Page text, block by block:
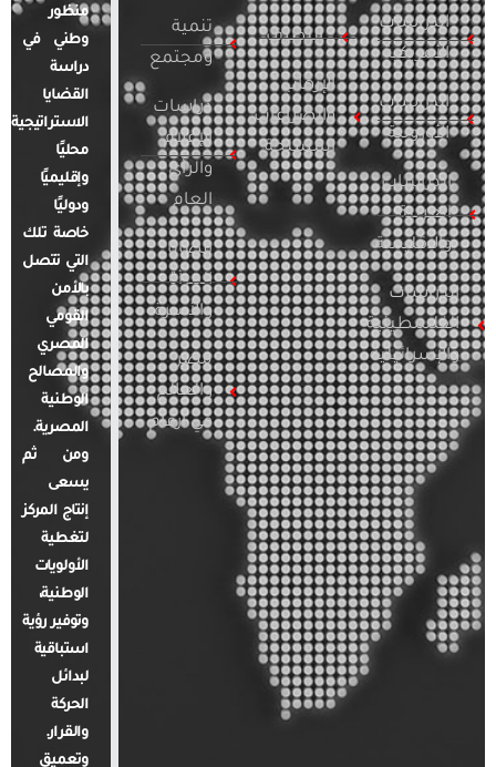
الدراسات
الأمريكية
الدراسات
الأوروبية
الدراسات
العربية
والإقليمية
الدراسات
الفلسطينية
والإسرائيلية
التطرف
الإرهاب
والصراعات
المسلحة
تنمية
ومجتمع
دراسات
الإعلام
والرأي
العام
قضايا
المرأة
والأسرة
مصر
والعالم
في أرقام
منظور
وطني في
دراسة
القضايا
الاستراتيجية
محليًا
وإقليميًا
ودوليًا
خاصة تلك
التي تتصل
بالأمن
القومي
المصري
والمصالح
الوطنية
المصرية.
ومن ثم
يسعى
إنتاج المركز
لتغطية
الأولويات
الوطنية،
وتوفير رؤية
استباقية
لبدائل
الحركة
والقرار.
وتعميق